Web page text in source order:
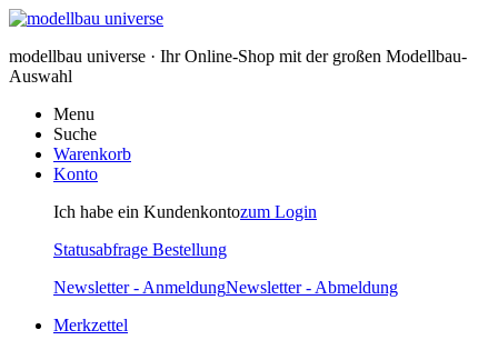
modellbau universe · Ihr Online-Shop mit der großen Modellbau-
Auswahl
Menu
Suche
Warenkorb
Konto
Ich habe ein Kundenkontozum Login
Statusabfrage Bestellung
Newsletter - AnmeldungNewsletter - Abmeldung
Merkzettel